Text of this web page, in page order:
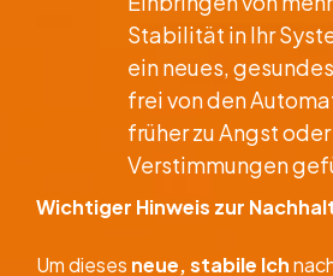
Stabilität in Ihr
ein neues,
frei von den
früher zu Angst
Verstimmungen
Wichtiger Hinweis zur
Um dieses neue, stabile Ich